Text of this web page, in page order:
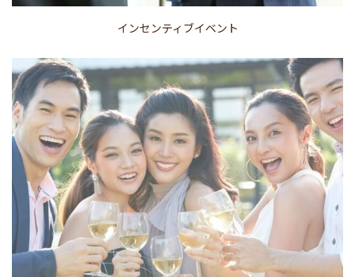
インセンティブイベント